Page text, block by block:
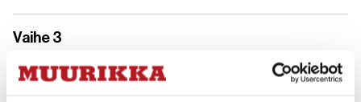
Vaihe 3